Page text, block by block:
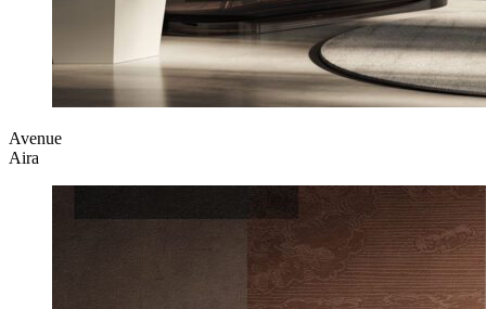
Avenue
Aira